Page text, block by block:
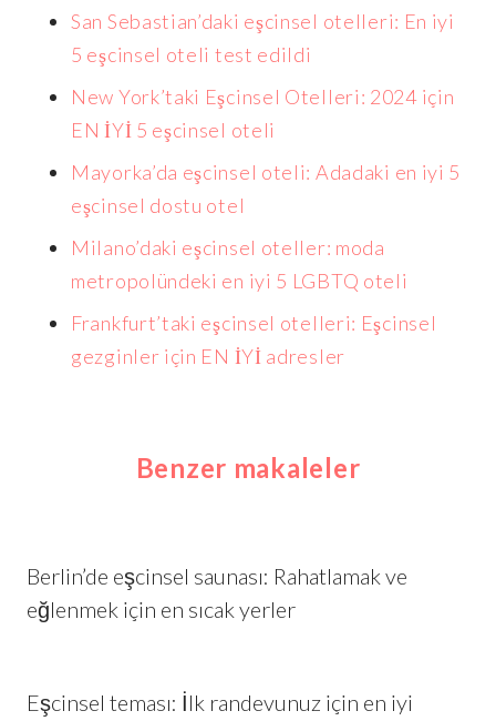
San Sebastian’daki eşcinsel otelleri: En iyi
5 eşcinsel oteli test edildi
New York’taki Eşcinsel Otelleri: 2024 için
EN İYİ 5 eşcinsel oteli
Mayorka’da eşcinsel oteli: Adadaki en iyi 5
eşcinsel dostu otel
Milano’daki eşcinsel oteller: moda
metropolündeki en iyi 5 LGBTQ oteli
Frankfurt’taki eşcinsel otelleri: Eşcinsel
gezginler için EN İYİ adresler
Benzer makaleler
Berlin’de eşcinsel saunası: Rahatlamak ve
eğlenmek için en sıcak yerler
Eşcinsel teması: İlk randevunuz için en iyi